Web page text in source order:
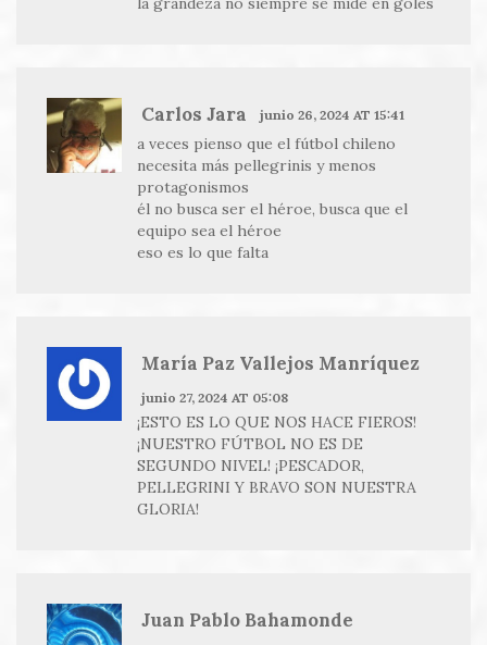
Carlos Jara junio 26, 2024 AT 15:41
a veces pienso que el fútbol chileno
necesita más pellegrinis y menos
protagonismos
él no busca ser el héroe, busca que el
equipo sea el héroe
eso es lo que falta
María Paz Vallejos Manríquez
junio 27, 2024 AT 05:08
¡ESTO ES LO QUE NOS HACE FIEROS!
¡NUESTRO FÚTBOL NO ES DE
SEGUNDO NIVEL! ¡PESCADOR,
PELLEGRINI Y BRAVO SON NUESTRA
GLORIA!
Juan Pablo Bahamonde